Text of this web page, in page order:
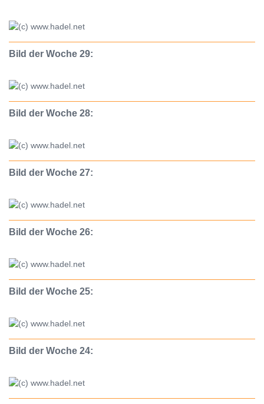
Bild der Woche 29:
Bild der Woche 28:
Bild der Woche 27:
Bild der Woche 26:
Bild der Woche 25:
Bild der Woche 24: